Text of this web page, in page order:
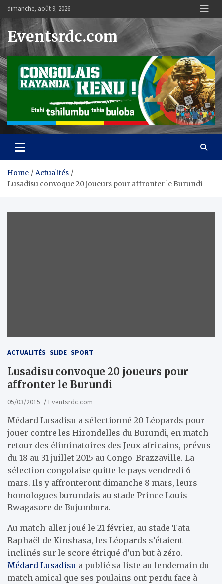
Skip
content
dimanche, août 9, 2026
Eventsrdc.com
Home
Actualités
Lusadisu convoque 20 joueurs pour affronter le Burundi
ACTUALITÉS SLIDE SPORT
Lusadisu convoque 20 joueurs pour
affronter le Burundi
05/03/2015 Eventsrdc.com
Médard Lusadisu a sélectionné 20 Léopards pour
jouer contre les Hirondelles du Burundi, en match
retour des éliminatoires des Jeux africains, prévus
du 18 au 31 juillet 2015 au Congo-Brazzaville. La
sélection congolaise quitte le pays vendredi 6
mars. Ils y affronteront dimanche 8 mars, leurs
homologues burundais au stade Prince Louis
Rwagasore de Bujumbura.
Au match-aller joué le 21 février, au stade Tata
Raphaël de Kinshasa, les Léopards s’étaient
inclinés sur le score étriqué d’un but à zéro.
Médard Lusadisu a publié sa liste au lendemain du
match amical que ses poulains ont perdu face à